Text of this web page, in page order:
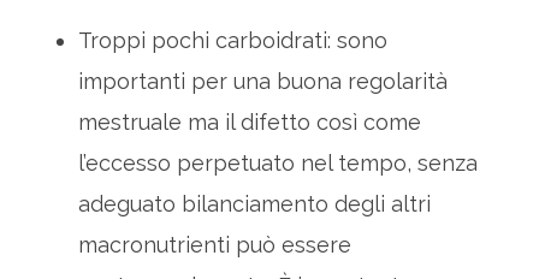
Troppi pochi carboidrati: sono
importanti per una buona regolarità
mestruale ma il difetto così come
l’eccesso perpetuato nel tempo, senza
adeguato bilanciamento degli altri
macronutrienti può essere